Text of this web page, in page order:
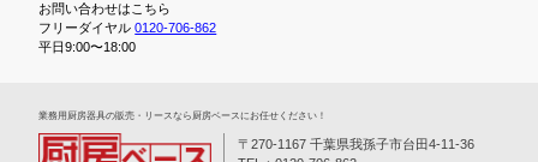
お問い合わせはこちら
フリーダイヤル0120-706-862
平日9:00〜18:00
業務⽤厨房器具の販売・リースなら厨房ベースにお任せください！
〒270-1167 千葉県我孫子市台田4-11-36